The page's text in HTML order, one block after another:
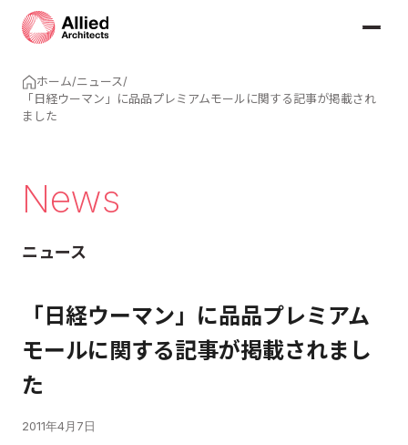
ホーム/ニュース/
「日経ウーマン」に品品プレミアムモールに関する記事が掲載され
ました
News
ニュース
「日経ウーマン」に品品プレミアム
モールに関する記事が掲載されまし
た
2011年4月7日